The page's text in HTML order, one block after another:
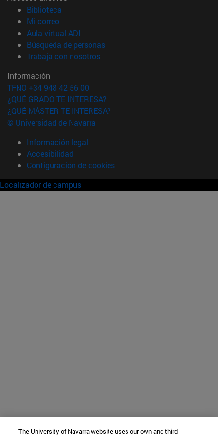
Biblioteca
Mi correo(abre en nueva ventana)
Aula virtual ADI
Búsqueda de personas(abre en nueva ventana)
Trabaja con nosotros(abre en nueva ventana)
Información
TFNO +34 948 42 56 00
¿QUÉ GRADO TE INTERESA?
¿QUÉ MÁSTER TE INTERESA?
© Universidad de Navarra
Información legal
Accesibilidad
Configuración de cookies
Localizador de campus
The University of Navarra website uses our own and third-